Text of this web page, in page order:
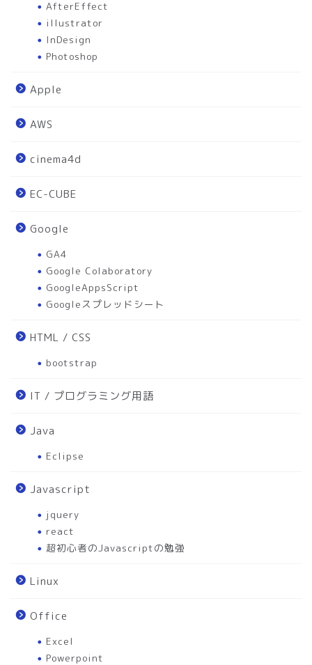
AfterEffect
illustrator
InDesign
Photoshop
Apple
AWS
cinema4d
EC-CUBE
Google
GA4
Google Colaboratory
GoogleAppsScript
Googleスプレッドシート
HTML / CSS
bootstrap
IT / プログラミング用語
Java
Eclipse
Javascript
jquery
react
超初心者のJavascriptの勉強
Linux
Office
Excel
Powerpoint